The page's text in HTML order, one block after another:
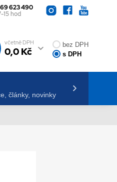
623 490
15 hod
včetně DPH
0,0 Kč
bez DPH
s DPH
články, novinky